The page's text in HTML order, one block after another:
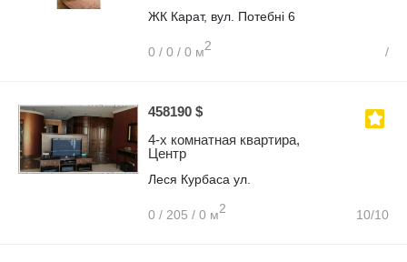
ЖК Карат, вул. Потебні 6
0 / 0 / 0 м2 /
458190 $
4-х комнатная квартира,
Центр
Леся Курбаса ул.
0 / 205 / 0 м2 10/10